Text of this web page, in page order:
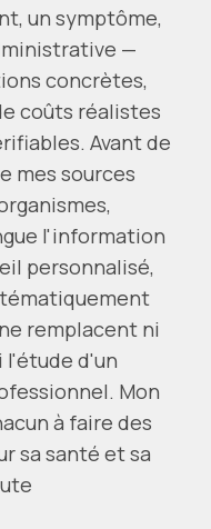
un symptôme,
—
concrètes,
coûts réalistes
Avant de
mes sources
l'information
personnalisé,
remplacent ni
l'étude d'un
Mon
à faire des
sa santé et sa